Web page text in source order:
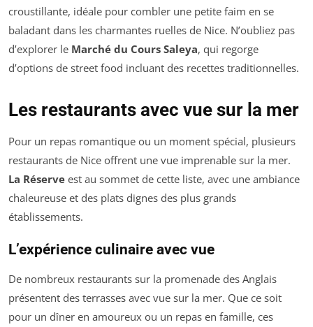
croustillante, idéale pour combler une petite faim en se
baladant dans les charmantes ruelles de Nice. N’oubliez pas
d’explorer le Marché du Cours Saleya, qui regorge
d’options de street food incluant des recettes traditionnelles.
Les restaurants avec vue sur la mer
Pour un repas romantique ou un moment spécial, plusieurs
restaurants de Nice offrent une vue imprenable sur la mer.
La Réserve est au sommet de cette liste, avec une ambiance
chaleureuse et des plats dignes des plus grands
établissements.
L’expérience culinaire avec vue
De nombreux restaurants sur la promenade des Anglais
présentent des terrasses avec vue sur la mer. Que ce soit
pour un dîner en amoureux ou un repas en famille, ces